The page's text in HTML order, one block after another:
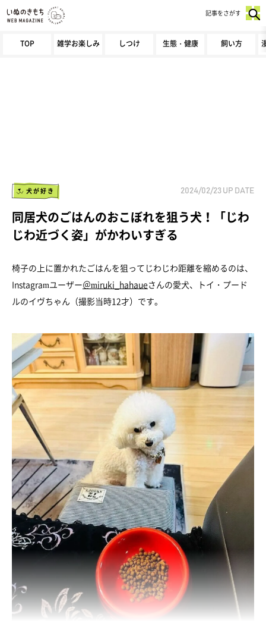
TOP 雑学お楽しみ しつけ 生態・健康 飼い方
記事をさがす
犬が好き 2024/02/23 UP DATE
同居犬のごはんのおこぼれを狙う犬！「じわ
じわ近づく姿」がかわいすぎる
椅子の上に置かれたごはんを狙ってじわじわ距離を縮めるのは、
Instagramユーザー＠miruki_hahaueさんの愛犬、トイ・プード
ルのイヴちゃん（撮影当時12才）です。